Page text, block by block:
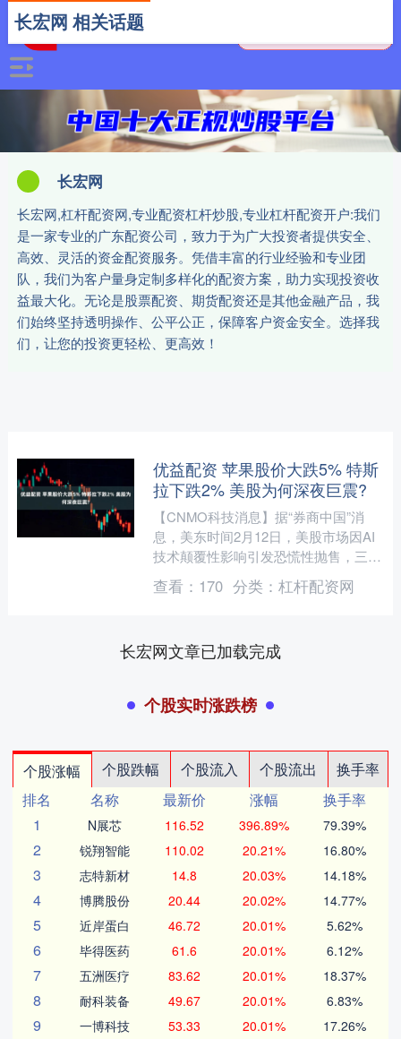
长宏网
长宏网,杠杆配资网,专业配资杠杆炒股,专业杠杆配资开户:我们
是一家专业的广东配资公司，致力于为广大投资者提供安全、
高效、灵活的资金配资服务。凭借丰富的行业经验和专业团
队，我们为客户量身定制多样化的配资方案，助力实现投资收
益最大化。无论是股票配资、期货配资还是其他金融产品，我
们始终坚持透明操作、公平公正，保障客户资金安全。选择我
们，让您的投资更轻松、更高效！
长宏网 相关话题
优益配资 苹果股价大跌5% 特斯
拉下跌2% 美股为何深夜巨震?
【CNMO科技消息】据“券商中国”消
息，美东时间2月12日，美股市场因AI
技术颠覆性影响引发恐慌性抛售，三大
指数全线重挫。截至收盘，道琼斯指数
大跌669点，跌幅....
查看： 170 分类： 杠杆配资网
长宏网文章已加载完成
个股实时涨跌榜
个股涨幅 个股跌幅 个股流入 个股流出
换手率
排名
名称 最新价 涨幅
换手率
1
N展芯 116.52 396.89% 79.39%
2 锐翔智能 110.02 20.21% 16.80%
3 志特新材 14.8 20.03% 14.18%
4 博腾股份 20.44 20.02% 14.77%
5 近岸蛋白 46.72 20.01% 5.62%
6 毕得医药 61.6 20.01% 6.12%
7 五洲医疗 83.62 20.01% 18.37%
8 耐科装备 49.67 20.01% 6.83%
9 一博科技 53.33 20.01% 17.26%